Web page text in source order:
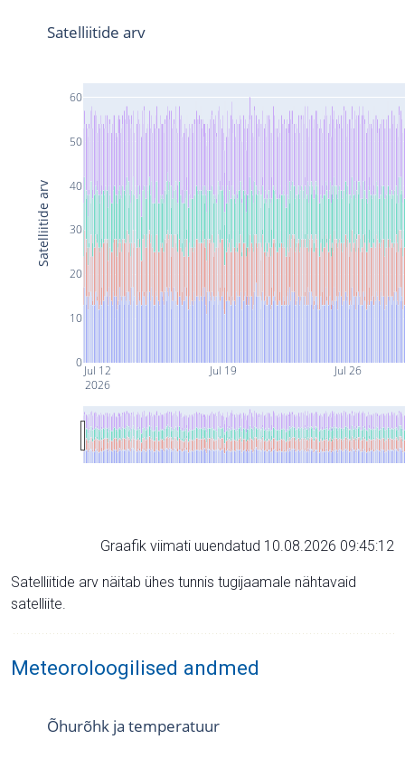
Jul 12
2026
Jul 19 Jul 26
0
10
20
30
40
50
60
Satelliitide arv
Satelliitide arv
Graafik viimati uuendatud 10.08.2026 09:45:12
Satelliitide arv näitab ühes tunnis tugijaamale nähtavaid
satelliite.
Meteoroloogilised andmed
Õhurõhk ja temperatuur